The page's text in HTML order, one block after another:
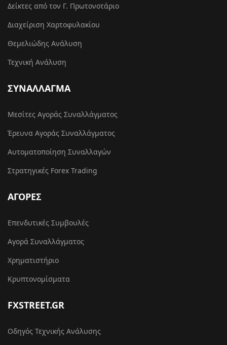
Δείκτες από τον Γ. Πρωτονοτάριο
Διαχείριση Χαρτοφυλακίου
Θεμελιώδης Ανάλυση
Τεχνική Ανάλυση
ΣΥΝΑΛΛΑΓΜΑ
Μεσίτες Αγοράς Συναλλάγματος
Έρευνα Αγοράς Συναλλάγματος
Αυτοματοποίηση Συναλλαγών
Στρατηγικές Forex Trading
ΑΓΟΡΕΣ
Επενδυτικές Συμβουλές
Αγορά Συναλλάγματος
Χρηματιστήριο
Κρυπτονομίσματα
FXSTREET.GR
Οδηγός Τεχνικής Ανάλυσης